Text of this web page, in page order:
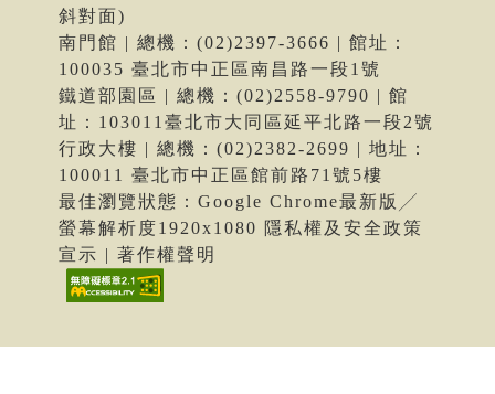
斜對面)
南門館 | 總機：(02)2397-3666 | 館址：
100035 臺北市中正區南昌路一段1號
鐵道部園區 | 總機：(02)2558-9790 | 館
址：103011臺北市大同區延平北路一段2號
行政大樓 | 總機：(02)2382-2699 | 地址：
100011 臺北市中正區館前路71號5樓
最佳瀏覽狀態：Google Chrome最新版╱
螢幕解析度1920x1080 隱私權及安全政策
宣示 | 著作權聲明